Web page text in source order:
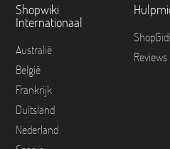
Shopwiki
Internationaal
Australië
België
Frankrijk
Duitsland
Nederland
Reviews